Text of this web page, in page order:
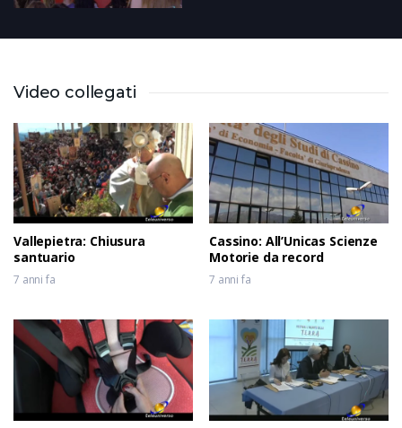
MONTECASSINO: Radici di Pace
2 mesi fa
Video collegati
Vallepietra: Chiusura
santuario
7 anni fa
Cassino: All’Unicas Scienze
Motorie da record
7 anni fa